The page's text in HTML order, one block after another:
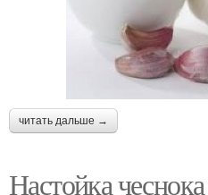
читать дальше →
Настойка